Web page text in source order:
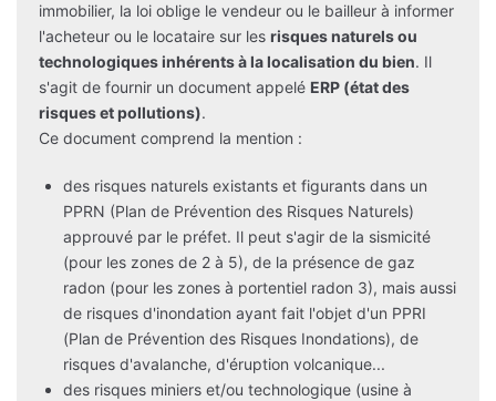
immobilier, la loi oblige le vendeur ou le bailleur à informer
l'acheteur ou le locataire sur les risques naturels ou
technologiques inhérents à la localisation du bien. Il
s'agit de fournir un document appelé ERP (état des
risques et pollutions).
Ce document comprend la mention :
des risques naturels existants et figurants dans un
PPRN (Plan de Prévention des Risques Naturels)
approuvé par le préfet. Il peut s'agir de la sismicité
(pour les zones de 2 à 5), de la présence de gaz
radon (pour les zones à portentiel radon 3), mais aussi
de risques d'inondation ayant fait l'objet d'un PPRI
(Plan de Prévention des Risques Inondations), de
risques d'avalanche, d'éruption volcanique...
des risques miniers et/ou technologique (usine à